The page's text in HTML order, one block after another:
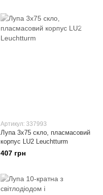
Артикул: 337993
Лупа 3х75 скло, пласмасовий
корпус LU2 Leuchtturm
407 грн